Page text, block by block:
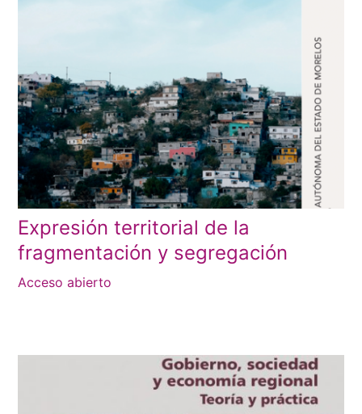
Expresión territorial de la
fragmentación y segregación
Acceso abierto